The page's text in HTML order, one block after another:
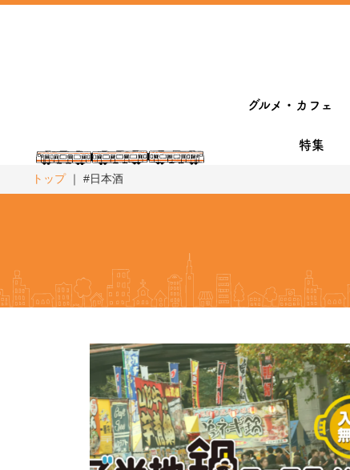
グルメ・カフェ
特集
トップ #日本酒